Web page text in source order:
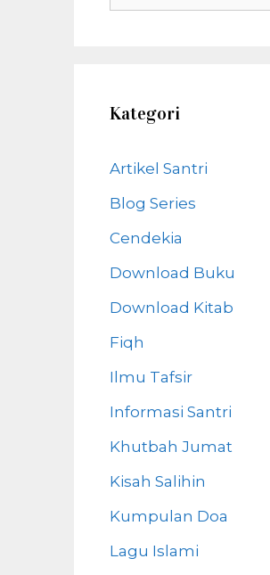
Kategori
Artikel Santri
Blog Series
Cendekia
Download Buku
Download Kitab
Fiqh
Ilmu Tafsir
Informasi Santri
Khutbah Jumat
Kisah Salihin
Kumpulan Doa
Lagu Islami